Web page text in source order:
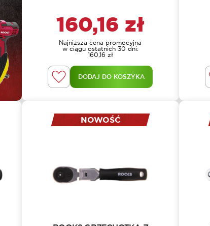
160,16 zł
Najniższa cena promocyjna
w ciągu ostatnich 30 dni:
160,16 zł
DODAJ DO KOSZYKA
NOWOŚĆ